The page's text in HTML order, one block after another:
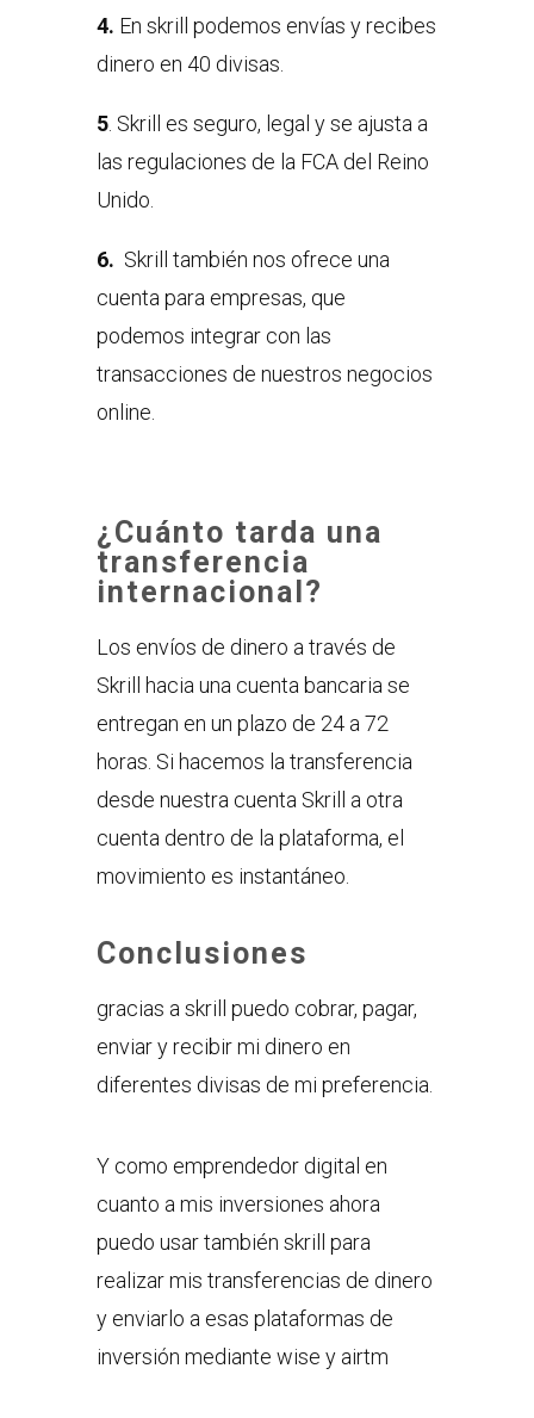
4. En skrill podemos envías y recibes
dinero en 40 divisas.
5. Skrill es seguro, legal y se ajusta a
las regulaciones de la FCA del Reino
Unido.
6. Skrill también nos ofrece una
cuenta para empresas, que
podemos integrar con las
transacciones de nuestros negocios
online.
¿Cuánto tarda una
transferencia
internacional?
Los envíos de dinero a través de
Skrill hacia una cuenta bancaria se
entregan en un plazo de 24 a 72
horas. Si hacemos la transferencia
desde nuestra cuenta Skrill a otra
cuenta dentro de la plataforma, el
movimiento es instantáneo.
Conclusiones
gracias a skrill puedo cobrar, pagar,
enviar y recibir mi dinero en
diferentes divisas de mi preferencia.
Y como emprendedor digital en
cuanto a mis inversiones ahora
puedo usar también skrill para
realizar mis transferencias de dinero
y enviarlo a esas plataformas de
inversión mediante wise y airtm